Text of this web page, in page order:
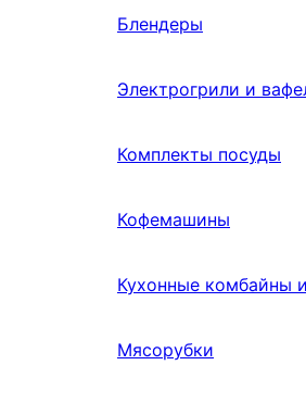
Блендеры
Электрогрили и
Комплекты посуды
Кофемашины
Кухонные комбайны
Мясорубки